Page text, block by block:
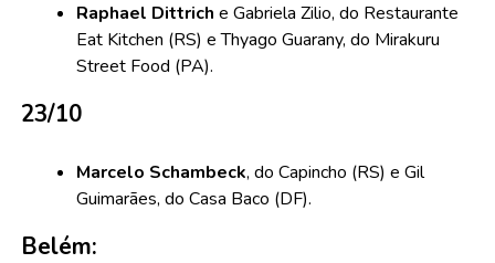
Raphael Dittrich e Gabriela Zilio, do Restaurante
Eat Kitchen (RS) e Thyago Guarany, do Mirakuru
Street Food (PA).
23/10
Marcelo Schambeck, do Capincho (RS) e Gil
Guimarães, do Casa Baco (DF).
Belém: